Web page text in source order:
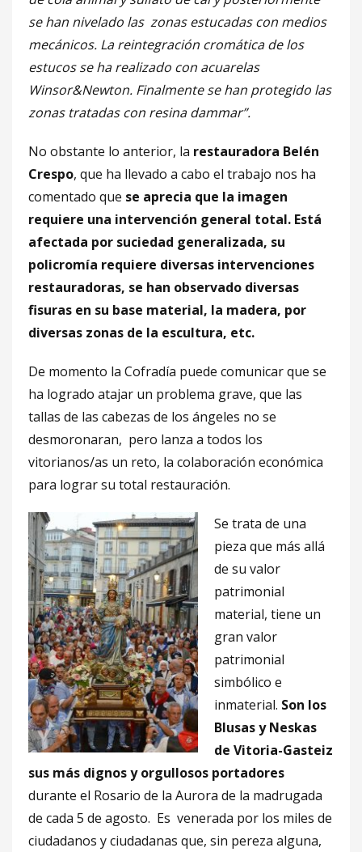
se han nivelado las zonas estucadas con medios
mecánicos. La reintegración cromática de los
estucos se ha realizado con acuarelas
Winsor&Newton. Finalmente se han protegido las
zonas tratadas con resina dammar”.
No obstante lo anterior, la restauradora Belén
Crespo, que ha llevado a cabo el trabajo nos ha
comentado que se aprecia que la imagen
requiere una intervención general total. Está
afectada por suciedad generalizada, su
policromía requiere diversas intervenciones
restauradoras, se han observado diversas
fisuras en su base material, la madera, por
diversas zonas de la escultura, etc.
De momento la Cofradía puede comunicar que se
ha logrado atajar un problema grave, que las
tallas de las cabezas de los ángeles no se
desmoronaran, pero lanza a todos los
vitorianos/as un reto, la colaboración económica
para lograr su total restauración.
Se trata de una
pieza que más allá
de su valor
patrimonial
material, tiene un
gran valor
patrimonial
simbólico e
inmaterial. Son los
Blusas y Neskas
de Vitoria-Gasteiz
sus más dignos y orgullosos portadores
durante el Rosario de la Aurora de la madrugada
de cada 5 de agosto. Es venerada por los miles de
ciudadanos y ciudadanas que, sin pereza alguna,